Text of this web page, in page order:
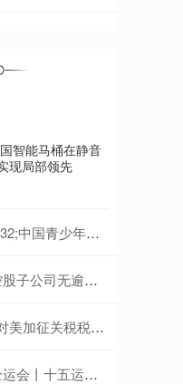
智能马桶在静音
现局部领先
林亚青会中国代表团综述
无逾期担保情况
调整措施公告发布
塔”助四川队提前晋级